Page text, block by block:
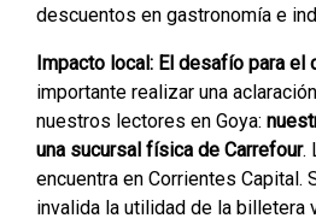
descuentos en gastronomía e
Impacto local: El desafío para el
importante realizar una
nuestros lectores en Goya:
una sucursal física de Carrefour.
encuentra en Corrientes Capital.
invalida la utilidad de la billetera